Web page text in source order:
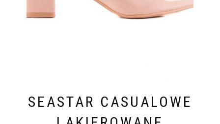
SEASTAR CASUALOWE